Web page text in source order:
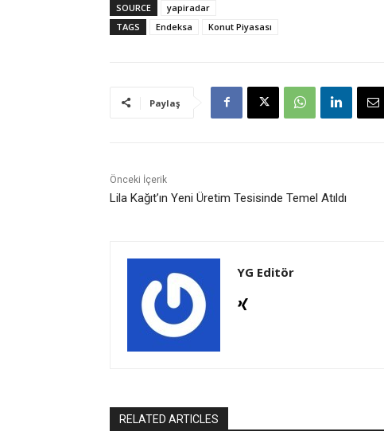
SOURCE
yapiradar
TAGS
Endeksa Konut Piyasası
Paylaş
Önceki İçerik
Lila Kağıt’ın Yeni Üretim Tesisinde Temel Atıldı
YG Editör
RELATED ARTICLES